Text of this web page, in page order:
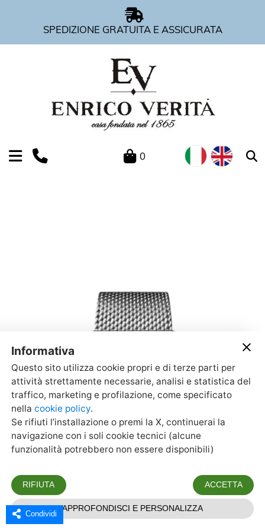
Condividi